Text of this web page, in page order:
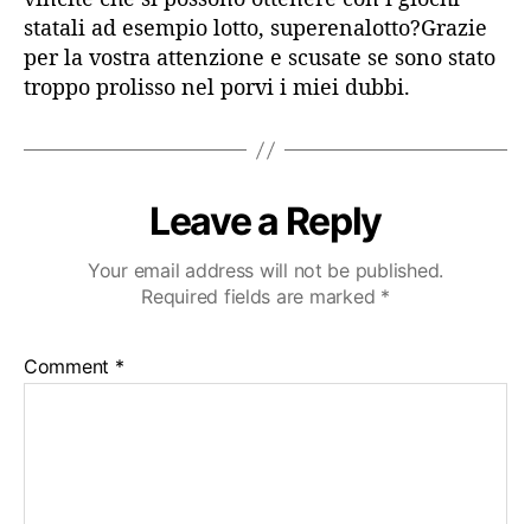
statali ad esempio lotto, superenalotto?Grazie
per la vostra attenzione e scusate se sono stato
troppo prolisso nel porvi i miei dubbi.
Leave a Reply
Your email address will not be published.
Required fields are marked *
Comment *